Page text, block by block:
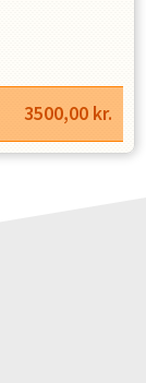
3500,00 kr.